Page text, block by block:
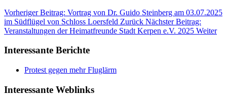
Vorheriger Beitrag: Vortrag von Dr. Guido Steinberg am 03.07.2025
im Südflügel von Schloss Loersfeld Zurück Nächster Beitrag:
Veranstaltungen der Heimatfreunde Stadt Kerpen e.V. 2025 Weiter
Interessante Berichte
Protest gegen mehr Fluglärm
Interessante Weblinks